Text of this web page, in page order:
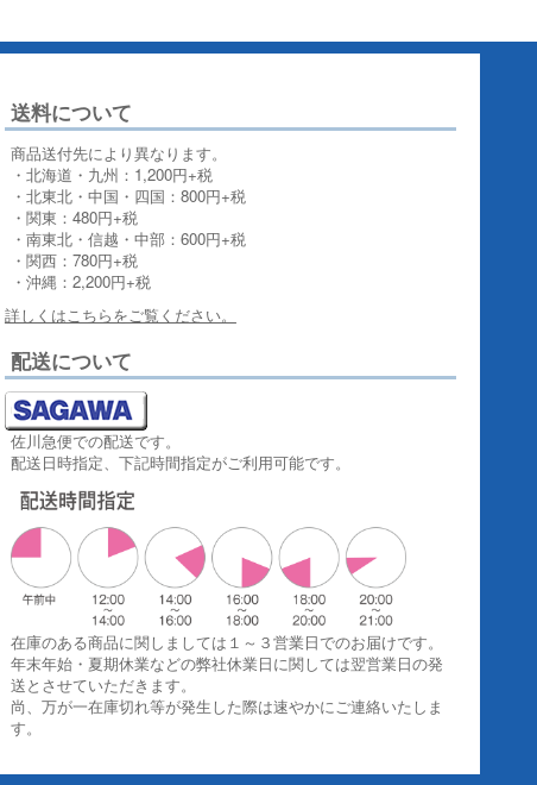
送料について
商品送付先により異なります。
・北海道・九州：1,200円+税
・北東北・中国・四国：800円+税
・関東：480円+税
・南東北・信越・中部：600円+税
・関西：780円+税
・沖縄：2,200円+税
詳しくはこちらをご覧ください。
配送について
佐川急便での配送です。
配送日時指定、下記時間指定がご利用可能です。
在庫のある商品に関しましては１～３営業日でのお届けです。
年末年始・夏期休業などの弊社休業日に関しては翌営業日の発
送とさせていただきます。
尚、万が一在庫切れ等が発生した際は速やかにご連絡いたしま
す。